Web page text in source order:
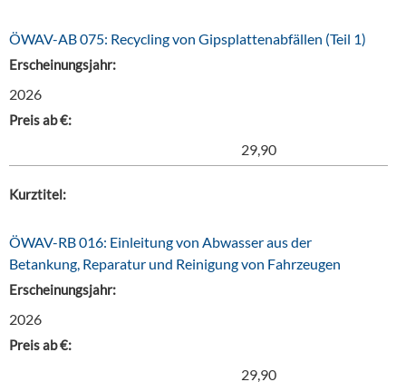
ÖWAV-AB 075: Recycling von Gipsplattenabfällen (Teil 1)
Erscheinungsjahr:
2026
Preis ab €:
29,90
Kurztitel:
ÖWAV-RB 016: Einleitung von Abwasser aus der
Betankung, Reparatur und Reinigung von Fahrzeugen
Erscheinungsjahr:
2026
Preis ab €:
29,90